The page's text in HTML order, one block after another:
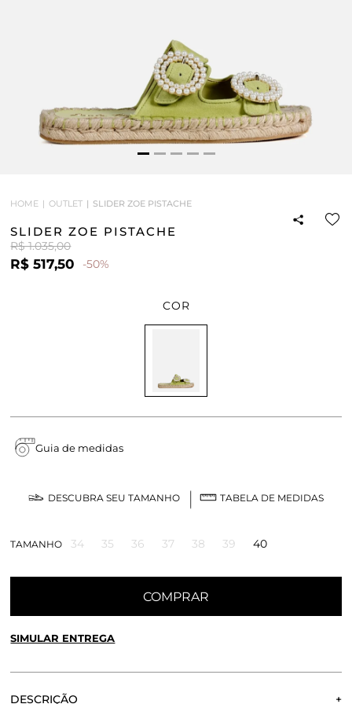
HOME OUTLET SLIDER ZOE PISTACHE
SLIDER ZOE PISTACHE
R$ 1.035,00
R$ 517,50 -50%
COR
Guia de medidas
DESCUBRA SEU TAMANHO TABELA DE MEDIDAS
TAMANHO 34 35 36 37 38 39 40
COMPRAR
SIMULAR ENTREGA
DESCRIÇÃO